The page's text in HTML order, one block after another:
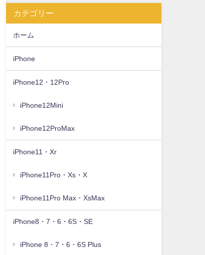
カテゴリー
ホーム
iPhone
iPhone12・12Pro
iPhone12Mini
iPhone12ProMax
iPhone11・Xr
iPhone11Pro・Xs・X
iPhone11Pro Max・XsMax
iPhone8・7・6・6S・SE
iPhone 8・7・6・6S Plus